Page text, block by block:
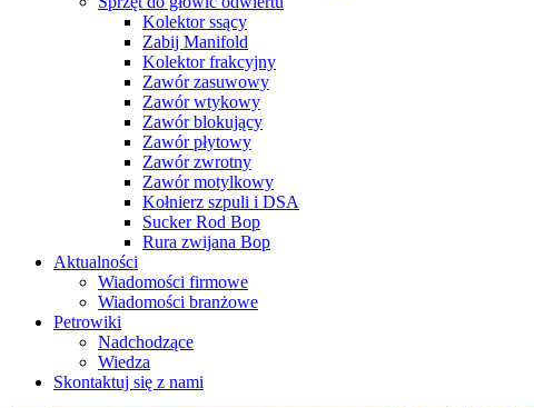
Kolektor ssący
Zabij Manifold
Kolektor frakcyjny
Zawór zasuwowy
Zawór wtykowy
Zawór blokujący
Zawór płytowy
Zawór zwrotny
Zawór motylkowy
Kołnierz szpuli i DSA
Sucker Rod Bop
Rura zwijana Bop
Aktualności
Wiadomości firmowe
Wiadomości branżowe
Petrowiki
Nadchodzące
Wiedza
Skontaktuj się z nami